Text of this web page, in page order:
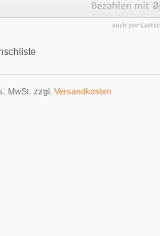
MwSt. zzgl. Versandkosten